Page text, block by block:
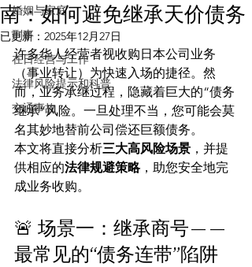
婚姻与家庭
刑事
在日经营与工作
法律风险提示和科普
交通事故
南：如何避免继承天价债务
已更新： 2025年12月27日
许多华人经营者视收购日本公司业务
（事业转让）为快速入场的捷径。然
而，业务承继过程，隐藏着巨大的“债务
继承”风险。一旦处理不当，您可能会莫
名其妙地替前公司偿还巨额债务。
本文将直接分析三大高风险场景 ，并提
供相应的法律规避策略，助您安全地完
成业务收购。
🚨 场景一：继承商号——
最常见的“债务连带”陷阱